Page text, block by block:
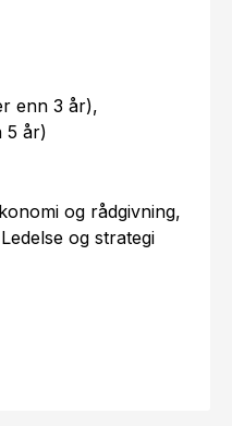
enn 3 år),
5 år)
og rådgivning,
og strategi